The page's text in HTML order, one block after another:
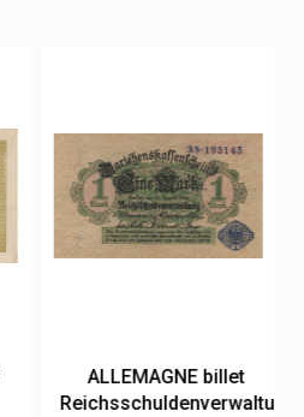
ALLEMAGNE billet
Reichsschuldenverwaltung,